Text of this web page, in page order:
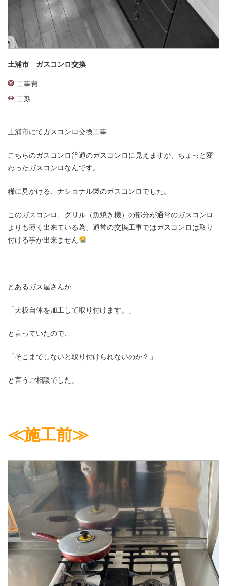
土浦市 ガスコンロ交換
工事費
工期
土浦市にてガスコンロ交換工事
こちらのガスコンロ普通のガスコンロに見えますが、ちょっと変
わったガスコンロなんです。
稀に見かける、ナショナル製のガスコンロでした。
このガスコンロ、グリル（魚焼き機）の部分が通常のガスコンロ
よりも薄く出来ている為、通常の交換工事ではガスコンロは取り
付ける事が出来ません
とあるガス屋さんが
「天板自体を加工して取り付けます。」
と言っていたので、
「そこまでしないと取り付けられないのか？」
と言うご相談でした。
≪施工前≫